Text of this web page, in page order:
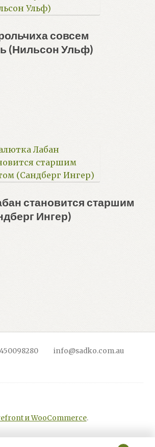
совсем
(Нильсон Ульф)
становится старшим
Ингер)
info@sadko.com.au
и WooCommerce.